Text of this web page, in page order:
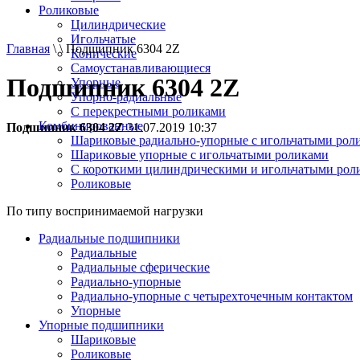
Роликовые
Цилиндрические
Игольчатые
Конические
Самоустанавливающиеся
Упорные
Упорно-радиальные
C перекрестными роликами
Комбинированные
Шариковые радиально-упорные с игольчатыми
Шариковые упорные с игольчатыми роликами
С короткими цилиндрическими и игольчатыми
Роликовые
По типу воспринимаемой нагрузки
Радиальные подшипники
Радиальные
Радиальные сферические
Радиально-упорные
Радиально-упорные с четырехточечным контактом
Упорные
Упорные подшипники
Шариковые
Роликовые
Главная \ \ Подшипник 6304 2Z
Подшипник 6304 2Z
Подшипник 6304 2Z31.07.2019 10:37